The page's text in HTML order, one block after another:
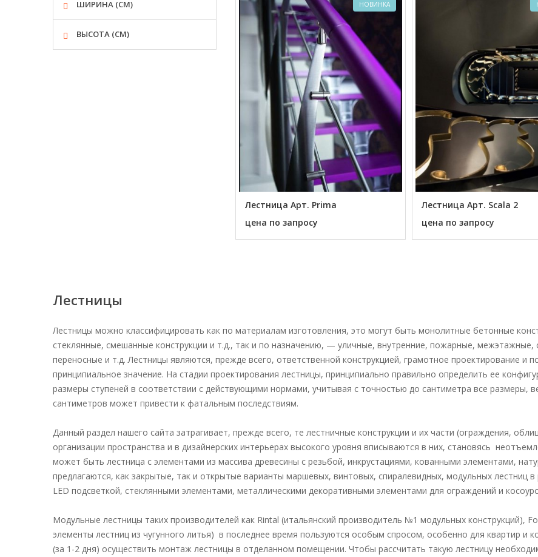
НОВИНКА
Лестница Арт. Prima
цена по запросу
Лестница Арт. Scala 2
цена по запросу
ШИРИНА (СМ)
ВЫСОТА (СМ)
Лестницы
Лестницы можно классифицировать как по материалам изготовления, это могут быть монолитные бетонные
стеклянные, смешанные конструкции и т.д., так и по назначению, — уличные, внутренние, пожарные, межэтажные,
переносные и т.д. Лестницы являются, прежде всего, ответственной конструкцией, грамотное проектирование
принципиальное значение. На стадии проектирования лестницы, принципиально правильно определить ее
размеры ступеней в соответствии с действующими нормами, учитывая с точностью до сантиметра все размеры,
сантиметров может привести к фатальным последствиям.
Данный раздел нашего сайта затрагивает, прежде всего, те лестничные конструкции и их части (ограждения,
организации пространства и в дизайнерских интерьерах высокого уровня вписываются в них, становясь
может быть лестница с элементами из массива древесины с резьбой, инкрустациями, кованными элементами,
предлагаются, как закрытые, так и открытые варианты маршевых, винтовых, спиралевидных, модульных лестниц
LED подсветкой, стеклянными элементами, металлическими декоративными элементами для ограждений и
Модульные лестницы таких производителей как Rintal (итальянский производитель №1 модульных конструкций),
элементы лестниц из чугунного литья) в последнее время пользуются особым спросом, особенно для квартир и
(за 1-2 дня) осуществить монтаж лестницы в отделанном помещении. Чтобы рассчитать такую лестницу